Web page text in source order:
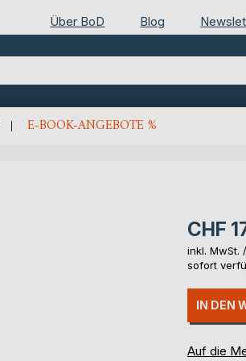
Über BoD Blog
E-BOOK-ANGEBOTE %
CHF
inkl. MwSt. /
sofort
IN DEN
Auf die